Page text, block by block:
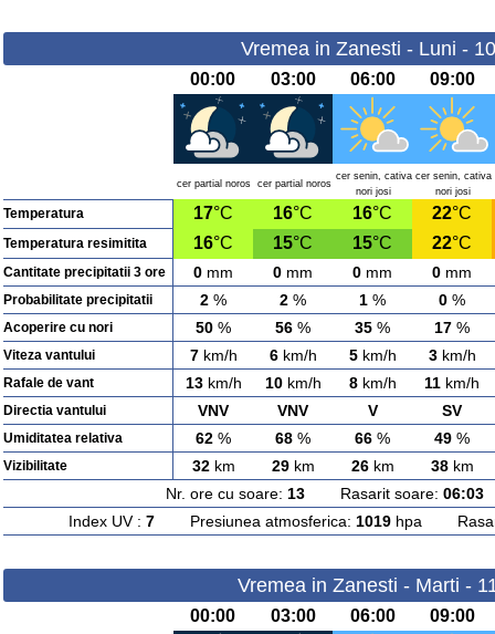
Vremea in Zanesti - Luni -
00:00 03:00 06:00 09:00
cer partial noros cer partial noros
cer senin, cativa
nori josi
cer senin, cativa
nori josi
Temperatura 17°C 16°C 16°C 22°C
Temperatura resimitita 16°C 15°C 15°C 22°C
Cantitate precipitatii 3 ore 0 mm 0 mm 0 mm 0 mm
Probabilitate precipitatii 2 % 2 % 1 % 0 %
Acoperire cu nori 50 % 56 % 35 % 17 %
Viteza vantului 7km/h 6km/h 5km/h 3km/h
Rafale de vant 13km/h 10km/h 8km/h 11 km/h
Directia vantului VNV VNV V SV
Umiditatea relativa 62 % 68 % 66 % 49 %
Vizibilitate 32km 29km 26km 38km
Nr. ore cu soare: 13Rasarit soare: 06:03
Index UV : 7Presiunea atmosferica: 1019hpa
Vremea in Zanesti - Marti -
00:00 03:00 06:00 09:00